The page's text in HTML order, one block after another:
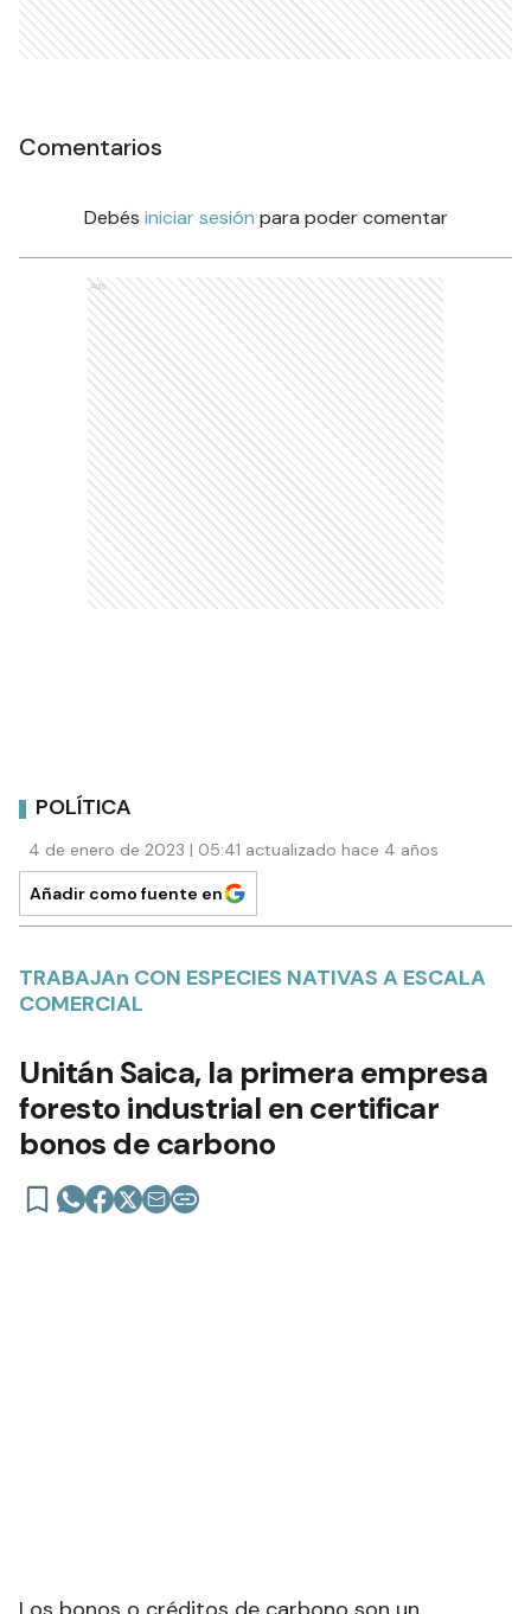
Comentarios
Debés iniciar sesión para poder comentar
Ads
POLÍTICA
4 de enero de 2023 | 05:41 actualizado hace 4 años
Añadir como fuente en
TRABAJAn CON ESPECIES NATIVAS A ESCALA
COMERCIAL
Unitán Saica, la primera empresa
foresto industrial en certificar
bonos de carbono